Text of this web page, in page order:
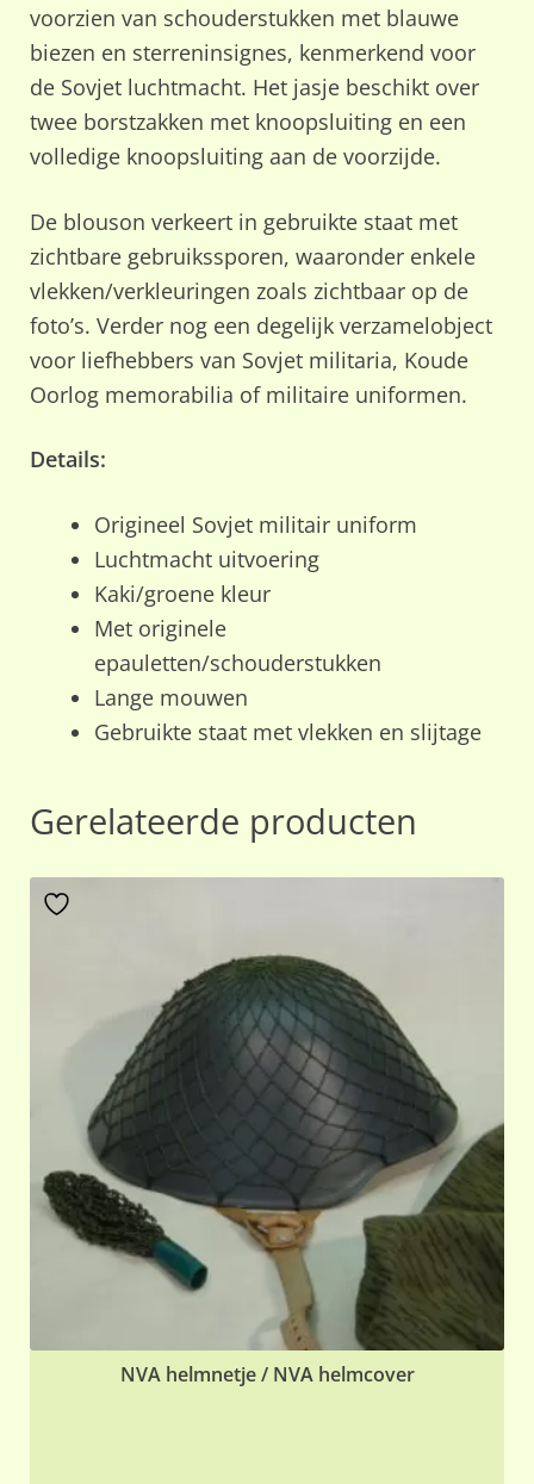
voorzien van schouderstukken met blauwe
biezen en sterreninsignes, kenmerkend voor
de Sovjet luchtmacht. Het jasje beschikt over
twee borstzakken met knoopsluiting en een
volledige knoopsluiting aan de voorzijde.
De blouson verkeert in gebruikte staat met
zichtbare gebruikssporen, waaronder enkele
vlekken/verkleuringen zoals zichtbaar op de
foto’s. Verder nog een degelijk verzamelobject
voor liefhebbers van Sovjet militaria, Koude
Oorlog memorabilia of militaire uniformen.
Details:
Origineel Sovjet militair uniform
Luchtmacht uitvoering
Kaki/groene kleur
Met originele
epauletten/schouderstukken
Lange mouwen
Gebruikte staat met vlekken en slijtage
Gerelateerde producten
NVA helmnetje / NVA helmcover